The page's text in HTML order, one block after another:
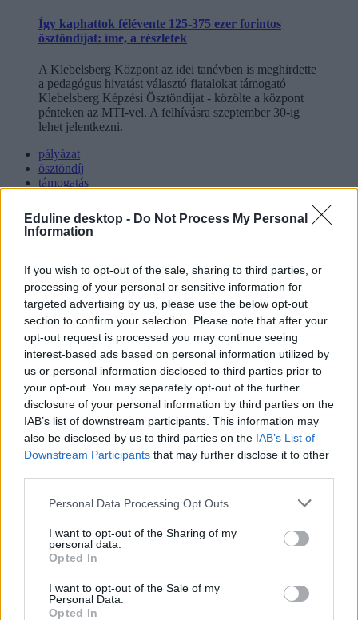
Eduline desktop - Do Not Process My Personal
Information
If you wish to opt-out of the sale, sharing to third parties, or
processing of your personal or sensitive information for
targeted advertising by us, please use the below opt-out
section to confirm your selection. Please note that after your
opt-out request is processed you may continue seeing
interest-based ads based on personal information utilized by
us or personal information disclosed to third parties prior to
your opt-out. You may separately opt-out of the further
disclosure of your personal information by third parties on the
IAB’s list of downstream participants. This information may
also be disclosed by us to third parties on the IAB’s List of
Downstream Participants that may further disclose it to other
Personal Data Processing Opt Outs
I want to opt-out of the Sharing of my
personal data.
Opted In
I want to opt-out of the Sale of my
Personal Data.
Opted In
Így kaphattok félévente 125-375 ezer forintos
ösztöndíjat: íme, a részletek
A Klebelsberg Központ az idei tanévben is meghirdette
a pedagógus hivatást választó fiatalokat támogató
Klebelsberg Képzési Ösztöndíjat - közölte a központ
pénteken az MTI-vel. A felhívásra szeptember 30-ig
lehet jelentkezni.
pályázat
ösztöndíj
támogatás
belföld
Klebelsberg Képzési Ösztöndíj Program
osztatlan tanári
Hozzászólások
Több mint kétszer annyi diák jutott be a
felsőoktatásba, mint ahány kollégiumi férőhely
összesen van
Nemcsak abban vannak jelentős különbségek az egyetemek között,
sem egységes. Míg a BME-n 100 újonnan felvett egyetemistára 76
díjak pedig 9300 és 25 500 forint között mozognak a vizsgált
intézményekben. Megnéztük, hol mekkora a kollégiumi kapacitás,
mennyit kell fizetni, és mi alapján dől el, hogy ki költözhet be.
Felsőoktatás
Szöllősi Anna